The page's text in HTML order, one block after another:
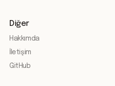
Diğer
Hakkımda
İletişim
GitHub